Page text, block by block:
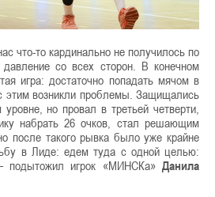
что-то кардинально не получилось по
давление со всех сторон. В конечном
игра: достаточно попадать мячом в
этим возникли проблемы. Защищались
но провал в третьей четверти,
набрать 26 очков, стал решающим
после такого рывка было уже крайне
в Лиде: едем туда с одной целью:
подытожил игрок «МИНСКа» Данила